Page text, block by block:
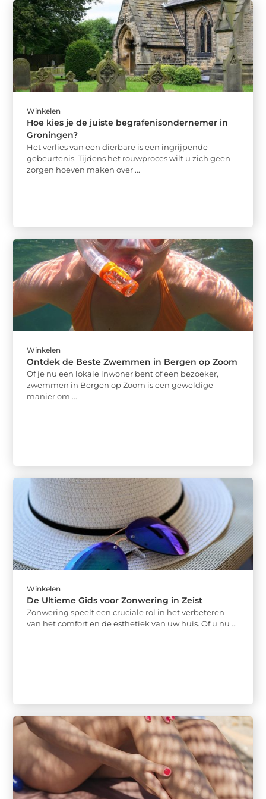
Winkelen
Hoe kies je de juiste begrafenisondernemer in
Groningen?
Het verlies van een dierbare is een ingrijpende
gebeurtenis. Tijdens het rouwproces wilt u zich geen
zorgen hoeven maken over ...
Winkelen
Ontdek de Beste Zwemmen in Bergen op Zoom
Of je nu een lokale inwoner bent of een bezoeker,
zwemmen in Bergen op Zoom is een geweldige
manier om ...
Winkelen
De Ultieme Gids voor Zonwering in Zeist
Zonwering speelt een cruciale rol in het verbeteren
van het comfort en de esthetiek van uw huis. Of u nu ...